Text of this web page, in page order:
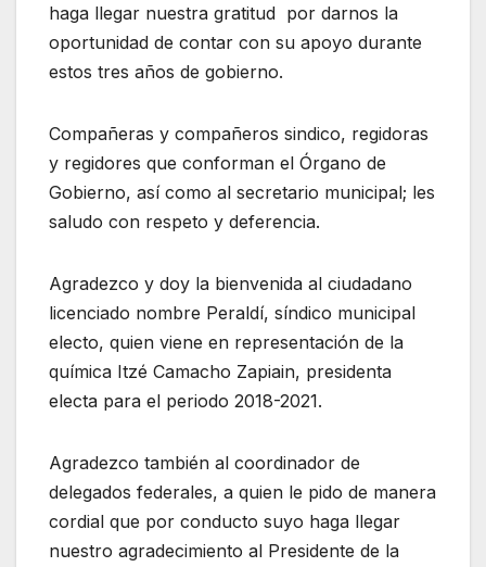
haga llegar nuestra gratitud por darnos la
oportunidad de contar con su apoyo durante
estos tres años de gobierno.
Compañeras y compañeros sindico, regidoras
y regidores que conforman el Órgano de
Gobierno, así como al secretario municipal; les
saludo con respeto y deferencia.
Agradezco y doy la bienvenida al ciudadano
licenciado nombre Peraldí, síndico municipal
electo, quien viene en representación de la
química Itzé Camacho Zapiain, presidenta
electa para el periodo 2018-2021.
Agradezco también al coordinador de
delegados federales, a quien le pido de manera
cordial que por conducto suyo haga llegar
nuestro agradecimiento al Presidente de la